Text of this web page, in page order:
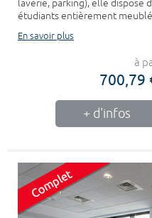
laverie, parking), elle dispose
étudiants entièrement
En savoir plus
à
700,79
+ d'infos